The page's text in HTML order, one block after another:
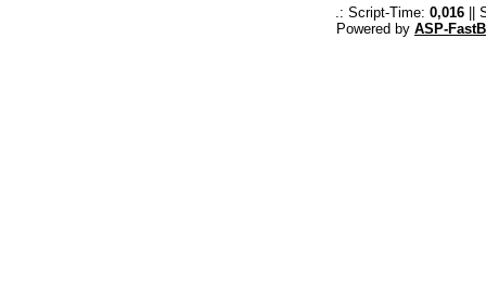
.: Script-Time: 0,016||
Powered by ASP-